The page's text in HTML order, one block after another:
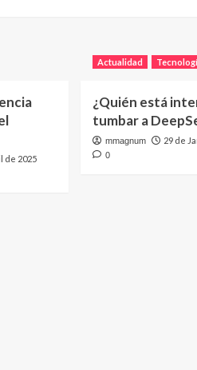
de 2025
Actualidad
¿Quién está
tumbar a
mmagnum 29 de
0